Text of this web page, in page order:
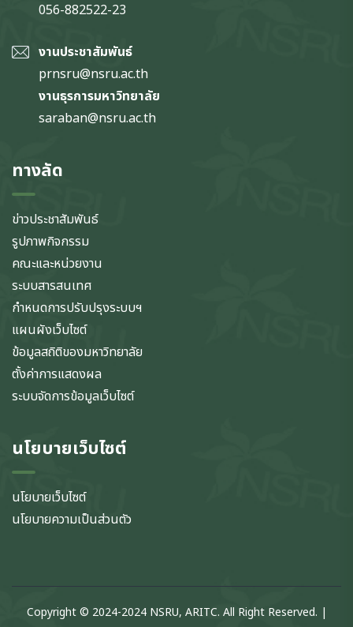
056-882522-23
งานประชาสัมพันธ์
prnsru@nsru.ac.th
งานธุรการมหาวิทยาลัย
saraban@nsru.ac.th
ทางลัด
ข่าวประชาสัมพันธ์
รูปภาพกิจกรรม
คณะและหน่วยงาน
ระบบสารสนเทศ
กำหนดการปรับปรุงระบบฯ
แผนผังเว็บไซต์
ข้อมูลสถิติของมหาวิทยาลัย
ตั้งค่าการแสดงผล
ระบบจัดการข้อมูลเว็บไซต์
นโยบายเว็บไซต์
นโยบายเว็บไซต์
นโยบายความเป็นส่วนตัว
Copyright © 2024-2024 NSRU, ARITC. All Right Reserved. |